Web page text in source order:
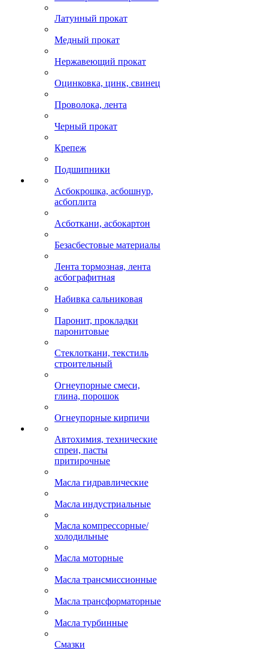
Латунный прокат
Медный прокат
Нержавеющий прокат
Оцинковка, цинк, свинец
Проволока, лента
Черный прокат
Крепеж
Подшипники
Асбокрошка, асбошнур,
асбоплита
Асботкани, асбокартон
Безасбестовые материалы
Лента тормозная, лента
асбографитная
Набивка сальниковая
Паронит, прокладки
паронитовые
Стеклоткани, текстиль
строительный
Огнеупорные смеси,
глина, порошок
Огнеупорные кирпичи
Автохимия, технические
спреи, пасты
притирочные
Масла гидравлические
Масла индустриальные
Масла компрессорные/
холодильные
Масла моторные
Масла трансмиссионные
Масла трансформаторные
Масла турбинные
Смазки